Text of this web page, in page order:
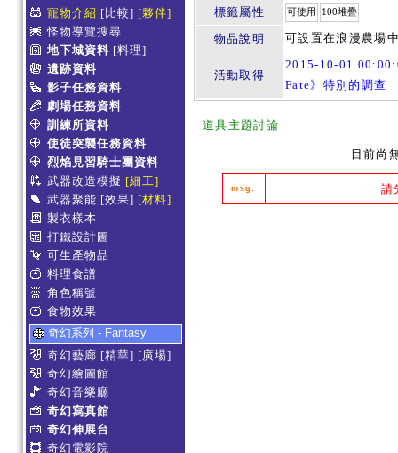
寵物介紹 [比較] [夥伴]
怪物導覽搜尋
地下城資料 [料理]
遺跡資料
影子任務資料
劇場任務資料
訓練所資料
使徒突襲任務資料
烈焰見習騎士團資料
武器改造模擬 [細工]
武器聚能 [效果] [材料]
製衣樣本
打鐵設計圖
可生產物品
料理食譜
角色稱號
食物效果
奇幻系列 - Fantasy
奇幻藝廊 [精華] [廣場]
奇幻繪圖館
奇幻音樂廳
奇幻寫真館
奇幻伸展台
奇幻電影院
標籤屬性 可使用 100堆疊
物品說明 可設置在浪漫農場
活動取得
2015-10-01
Fate》特別的調查
道具主題討論
目前尚
msg. 請